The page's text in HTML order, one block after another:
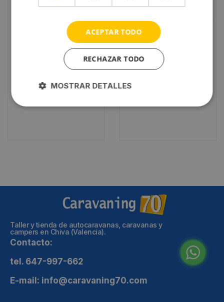
Piloto de posición blanco
HELLA
Reflector triangular, rojo
7,00
Taller y tienda de autocaravanas, caravanas y
campers en Chiva (Valencia).
Contacto:
tel. 647-997-662
E-mail: info@caravaning70.com
ACEPTAR TODO
RECHAZAR TODO
MOSTRAR DETALLES